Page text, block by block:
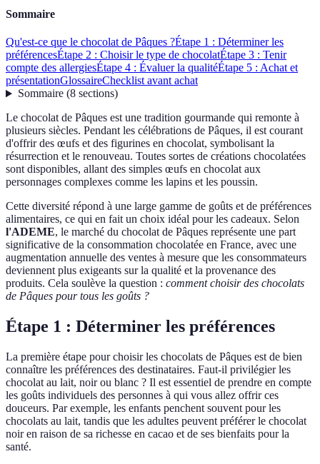
Sommaire
Qu'est-ce que le chocolat de Pâques ?Étape 1 : Déterminer les
préférencesÉtape 2 : Choisir le type de chocolatÉtape 3 : Tenir
compte des allergiesÉtape 4 : Évaluer la qualitéÉtape 5 : Achat et
présentationGlossaireChecklist avant achat
Sommaire(8 sections)
Le chocolat de Pâques est une tradition gourmande qui remonte à
plusieurs siècles. Pendant les célébrations de Pâques, il est courant
d'offrir des œufs et des figurines en chocolat, symbolisant la
résurrection et le renouveau. Toutes sortes de créations chocolatées
sont disponibles, allant des simples œufs en chocolat aux
personnages complexes comme les lapins et les poussin.
Cette diversité répond à une large gamme de goûts et de préférences
alimentaires, ce qui en fait un choix idéal pour les cadeaux. Selon
l'ADEME, le marché du chocolat de Pâques représente une part
significative de la consommation chocolatée en France, avec une
augmentation annuelle des ventes à mesure que les consommateurs
deviennent plus exigeants sur la qualité et la provenance des
produits. Cela soulève la question : comment choisir des chocolats
de Pâques pour tous les goûts ?
Étape 1 : Déterminer les préférences
La première étape pour choisir les chocolats de Pâques est de bien
connaître les préférences des destinataires. Faut-il privilégier les
chocolat au lait, noir ou blanc ? Il est essentiel de prendre en compte
les goûts individuels des personnes à qui vous allez offrir ces
douceurs. Par exemple, les enfants penchent souvent pour les
chocolats au lait, tandis que les adultes peuvent préférer le chocolat
noir en raison de sa richesse en cacao et de ses bienfaits pour la
santé.